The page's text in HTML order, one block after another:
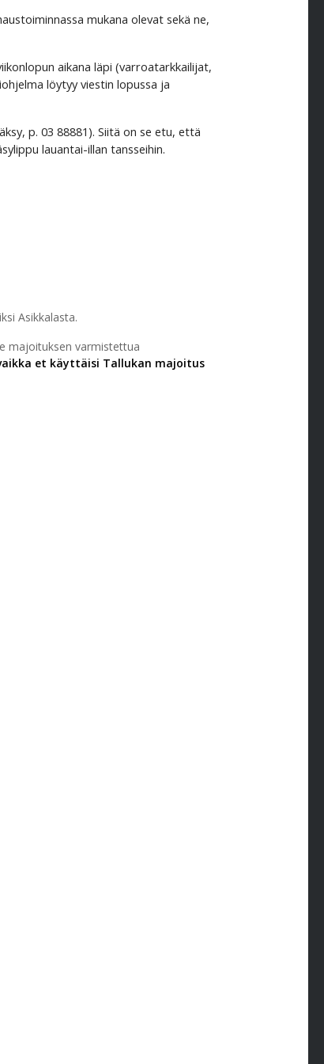
mukana olevat sekä ne,
aikana läpi (varroatarkkailijat,
löytyy viestin lopussa ja
p. 03 88881). Siitä on se etu, että
lauantai-illan tansseihin.
Asikkalasta.
majoituksen varmistettua
et käyttäisi Tallukan majoitus